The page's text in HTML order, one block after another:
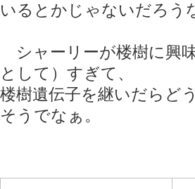
いるとかじゃないだろう
シャーリーが楼樹に興
として）すぎて、
楼樹遺伝子を継いだらど
そうでなぁ。